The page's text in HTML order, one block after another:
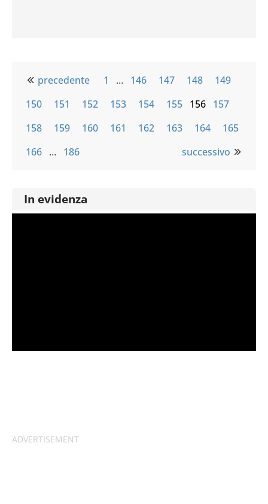
precedente 1 … 146 147 148
149
150
151 152 153 154 155 156 157
158
159 160 161 162 163 164
165
166 … 186 successivo
In evidenza